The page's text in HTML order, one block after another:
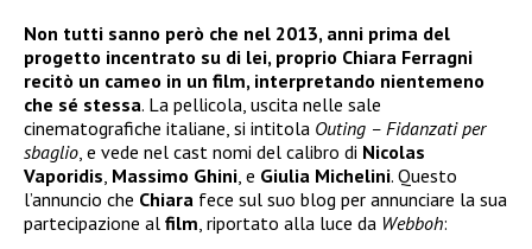
Non tutti sanno però che nel 2013, anni prima del
progetto incentrato su di lei, proprio Chiara Ferragni
recitò un cameo in un film, interpretando nientemeno
che sé stessa. La pellicola, uscita nelle sale
cinematografiche italiane, si intitola Outing – Fidanzati per
sbaglio, e vede nel cast nomi del calibro di Nicolas
Vaporidis, Massimo Ghini, e Giulia Michelini. Questo
l’annuncio che Chiara fece sul suo blog per annunciare la sua
partecipazione al film, riportato alla luce da Webboh: